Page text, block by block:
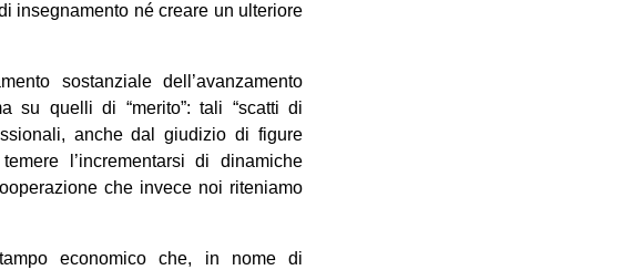
insegnamento né creare un ulteriore
sostanziale dell’avanzamento
su quelli di “merito”: tali “scatti di
anche dal giudizio di figure
l’incrementarsi di dinamiche
che invece noi riteniamo
economico che, in nome di